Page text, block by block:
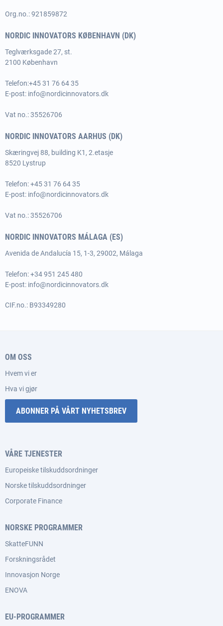
Org.no.: 921859872
NORDIC INNOVATORS KØBENHAVN (DK)
Teglværksgade 27, st.
2100 København
Telefon:+45 31 76 64 35
E-post: info@nordicinnovators.dk
Vat no.: 35526706
NORDIC INNOVATORS AARHUS (DK)
Skæringvej 88, building K1, 2.etasje
8520 Lystrup
Telefon:+45 31 76 64 35
E-post: info@nordicinnovators.dk
Vat no.: 35526706
NORDIC INNOVATORS MÁLAGA (ES)
Avenida de Andalucía 15, 1-3, 29002, Málaga
Telefon: +34 951 245 480
E-post: info@nordicinnovators.dk
CIF.no.: B93349280
OM OSS
Hvem vi er
Hva vi gjør
ABONNER PÅ VÅRT NYHETSBREV
VÅRE TJENESTER
Europeiske tilskuddsordninger
Norske tilskuddsordninger
Corporate Finance
NORSKE PROGRAMMER
SkatteFUNN
Forskningsrådet
Innovasjon Norge
ENOVA
EU-PROGRAMMER